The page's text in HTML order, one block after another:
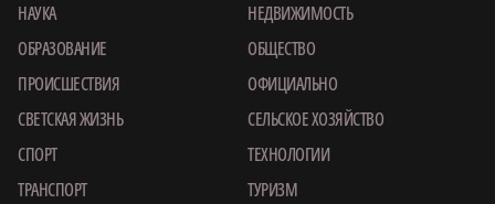
НАУКА
НЕДВИЖИМОСТЬ
ОБРАЗОВАНИЕ
ОБЩЕСТВО
ПРОИСШЕСТВИЯ
ОФИЦИАЛЬНО
СВЕТСКАЯ ЖИЗНЬ
СЕЛЬСКОЕ ХОЗЯЙСТВО
СПОРТ
ТЕХНОЛОГИИ
ТРАНСПОРТ
ТУРИЗМ